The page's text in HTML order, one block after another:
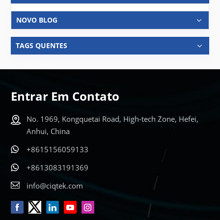
NOVO BLOG
TAGS QUENTES
Entrar Em Contato
No. 1969, Kongquetai Road, High-tech Zone, Hefei,
Anhui, China
+8615156059133
+8613083191369
info@ciqtek.com